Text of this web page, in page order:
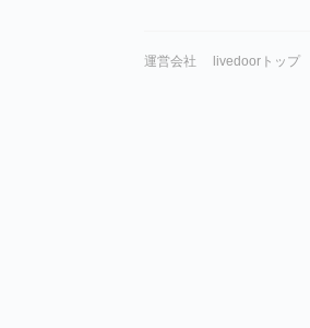
運営会社 livedoorトップ